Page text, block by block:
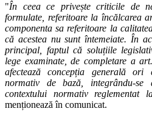
"În ceea ce privește criticile de
formulate, referitoare la încălcarea
componenta sa referitoare la
că acestea nu sunt întemeiate. În
principal, faptul că soluțiile
lege examinate, de completare a
afectează concepția generală
normativ de bază, integrându-
contextului normativ
menționează în comunicat.